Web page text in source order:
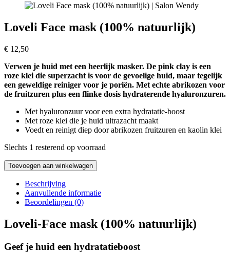
Loveli Face mask (100% natuurlijk)
€ 12,50
Verwen je huid met een heerlijk masker. De pink clay is een
roze klei die superzacht is voor de gevoelige huid, maar tegelijk
een geweldige reiniger voor je poriën. Met echte abrikozen voor
de fruitzuren plus een flinke dosis hydraterende hyaluronzuren.
Met hyaluronzuur voor een extra hydratatie-boost
Met roze klei die je huid ultrazacht maakt
Voedt en reinigt diep door abrikozen fruitzuren en kaolin klei
Slechts 1 resterend op voorraad
Loveli
Face
mask
(100%
natuurlijk)
Toevoegen aan winkelwagen
Beschrijving
Aanvullende informatie
Beoordelingen (0)
Loveli-Face mask (100% natuurlijk)
Geef je huid een hydratatieboost